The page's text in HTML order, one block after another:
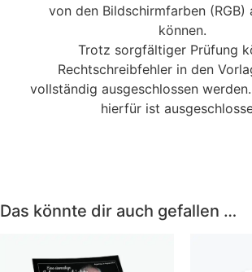
von den Bildschirmfarben (RGB)
können.
Trotz sorgfältiger Prüfung
Rechtschreibfehler in den
vollständig ausgeschlossen
hierfür ist
Das könnte dir auch gefallen …